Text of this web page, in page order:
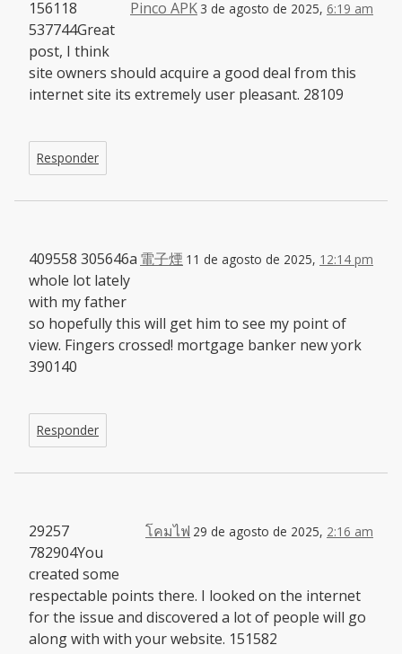
Pinco APK 3 de agosto de 2025, 6:19 am
156118
537744Great
post, I think
site owners should acquire a good deal from this
internet site its extremely user pleasant. 28109
Responder
電子煙 11 de agosto de 2025, 12:14 pm
409558 305646a
whole lot lately
with my father
so hopefully this will get him to see my point of
view. Fingers crossed! mortgage banker new york
390140
Responder
โคมไฟ 29 de agosto de 2025, 2:16 am
29257
782904You
created some
respectable points there. I looked on the internet
for the issue and discovered a lot of people will go
along with with your website. 151582